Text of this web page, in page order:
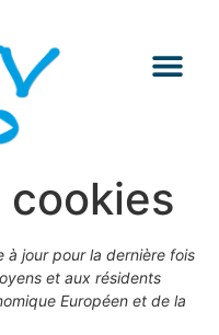
à jour pour la dernière fois
et aux résidents
Européen et de la